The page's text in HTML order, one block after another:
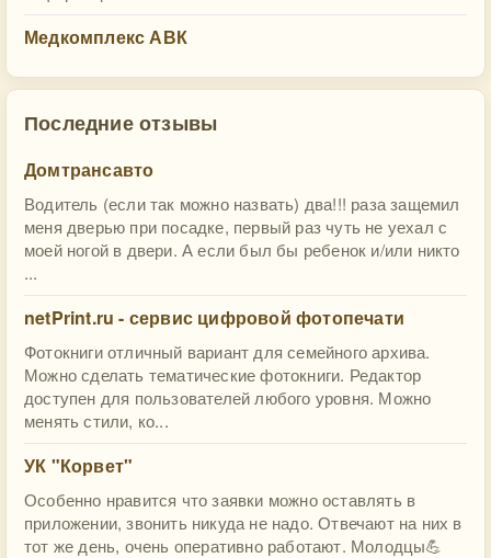
Медкомплекс АВК
Последние отзывы
Домтрансавто
Водитель (если так можно назвать) два!!! раза защемил
меня дверью при посадке, первый раз чуть не уехал с
моей ногой в двери. А если был бы ребенок и/или никто
...
netPrint.ru - сервис цифровой фотопечати
Фотокниги отличный вариант для семейного архива.
Можно сделать тематические фотокниги. Редактор
доступен для пользователей любого уровня. Можно
менять стили, ко...
УК "Корвет"
Особенно нравится что заявки можно оставлять в
приложении, звонить никуда не надо. Отвечают на них в
тот же день, очень оперативно работают. Молодцы💪